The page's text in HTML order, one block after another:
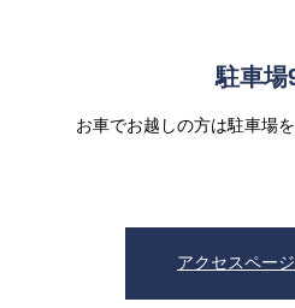
駐車場
お車でお越しの方は駐車場
アクセスペー